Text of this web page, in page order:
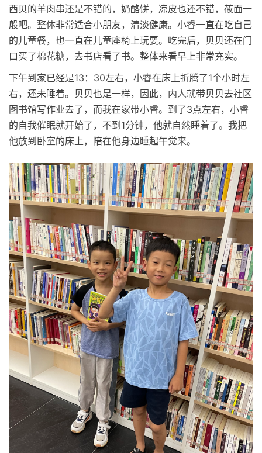
西贝的羊肉串还是不错的，奶酪饼，凉皮也还不错，莜面一
般吧。整体非常适合小朋友，清淡健康。小睿一直在吃自己
的儿童餐，也一直在儿童座椅上玩耍。吃完后，贝贝还在门
口买了棉花糖，去书店看了书。整体来看早上非常充实。
下午到家已经是13：30左右，小睿在床上折腾了1个小时左
右，还未睡着。贝贝也是一样，因此，内人就带贝贝去社区
图书馆写作业去了，而我在家带小睿。到了3点左右，小睿
的自我催眠就开始了，不到1分钟，他就自然睡着了。我把
他放到卧室的床上，陪在他身边睡起午觉来。